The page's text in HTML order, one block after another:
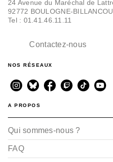
24 Avenue du Maréchal de
92772 BOULOGNE-
Tel : 01.41.46.11.11
Contactez-nous
NOS RÉSEAUX
A PROPOS
Qui sommes-nous ?
FAQ